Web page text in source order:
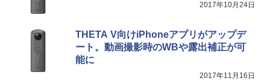
2017年10月24日
THETA V向けiPhoneアプリがアップデ
ート。動画撮影時のWBや露出補正が可
能に
2017年11月16日